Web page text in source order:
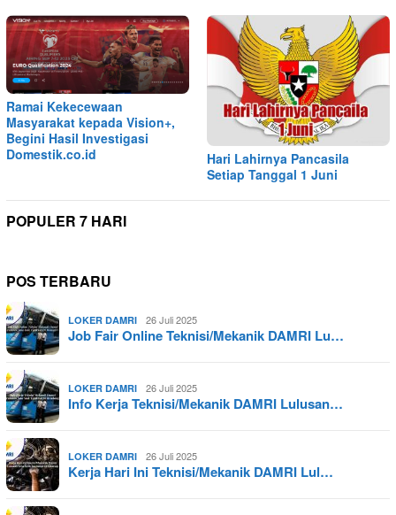
Ramai Kekecewaan
Masyarakat kepada Vision+,
Begini Hasil Investigasi
Domestik.co.id
Hari Lahirnya Pancasila
Setiap Tanggal 1 Juni
POPULER 7 HARI
POS TERBARU
LOKER DAMRI 26 Juli 2025
Job Fair Online Teknisi/Mekanik DAMRI Lu…
LOKER DAMRI 26 Juli 2025
Info Kerja Teknisi/Mekanik DAMRI Lulusan…
LOKER DAMRI 26 Juli 2025
Kerja Hari Ini Teknisi/Mekanik DAMRI Lul…